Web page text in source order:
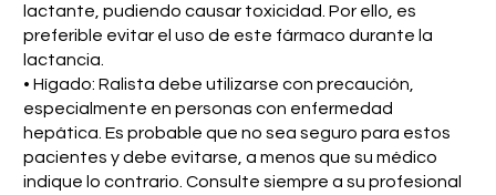
lactante, pudiendo causar toxicidad. Por ello, es
preferible evitar el uso de este fármaco durante la
lactancia.
• ​​Hígado: Ralista debe utilizarse con precaución,
especialmente en personas con enfermedad
hepática. Es probable que no sea seguro para estos
pacientes y debe evitarse, a menos que su médico
indique lo contrario. Consulte siempre a su profesional